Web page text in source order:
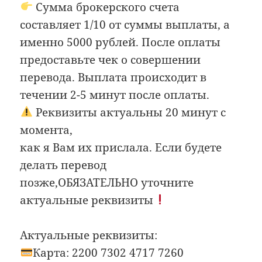
Сумма брокерского счета
составляет 1/10 от суммы выплаты, а
именно 5000 рублей. После оплаты
предоставьте чек о совершении
перевода. Выплата происходит в
течении 2-5 минут после оплаты.
Реквизиты актуальны 20 минут с
момента,
как я Вам их прислала. Если будете
делать перевод
позже,ОБЯЗАТЕЛЬНО уточните
актуальные реквизиты
Актуальные реквизиты:
Карта: 2200 7302 4717 7260